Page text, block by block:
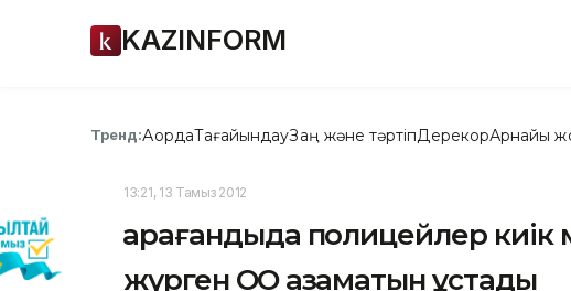
KAZINFORM
Тренд:АқордаТағайындауЗаң және тәртіпДерекқорАрнайы
13:21, 13 Тамыз 2012
Қарағандыда полицейлер киік
жүрген ОҚО азаматын ұстады